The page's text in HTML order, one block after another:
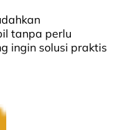
tanpa perlu
ingin solusi praktis